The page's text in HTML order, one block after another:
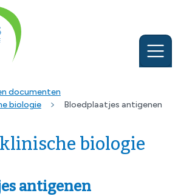
documenten
biologie
Bloedplaatjes antigenen
biologie
antigenen